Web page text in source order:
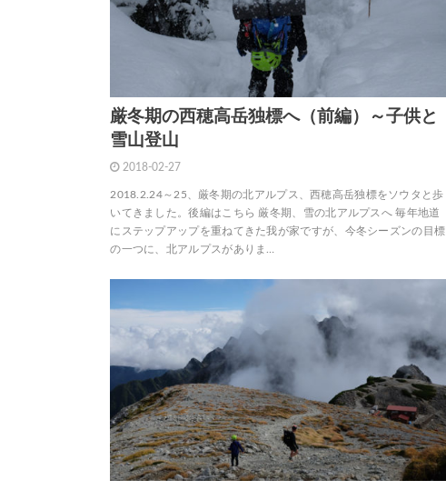
厳冬期の西穂高岳独標へ（前編）～子供と
雪山登山
2018-02-27
2018.2.24～25、厳冬期の北アルプス、西穂高岳独標をソウタと歩
いてきました。後編はこちら 厳冬期、雪の北アルプスへ 毎年地道
にステップアップを重ねてきた我が家ですが、今冬シーズンの目標
の一つに、北アルプスがありま…